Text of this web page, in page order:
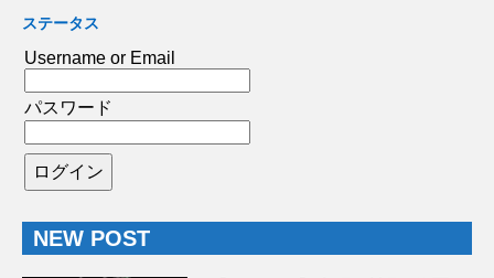
ステータス
Username or Email
パスワード
NEW POST